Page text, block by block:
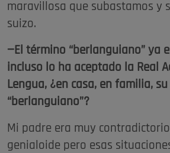
maravillosa que subastamos y
suizo.
—El término “berlanguiano” ya
incluso lo ha aceptado la Real
Lengua, ¿en casa, en familia,
“berlanguiano”?
Mi padre era muy
genialoide pero esas